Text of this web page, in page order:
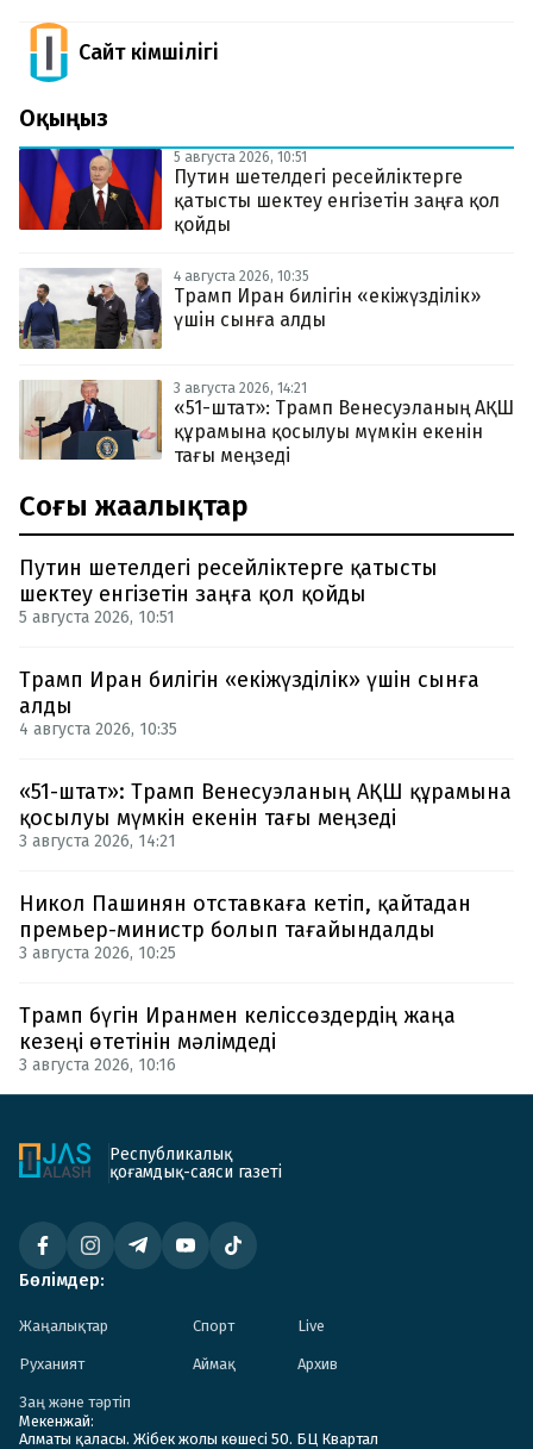
Сайт Әкімшілігі
Оқыңыз
5 августа 2026, 10:51
Путин шетелдегі ресейліктерге
қатысты шектеу енгізетін заңға қол
қойды
4 августа 2026, 10:35
Трамп Иран билігін «екіжүзділік»
үшін сынға алды
3 августа 2026, 14:21
«51-штат»: Трамп Венесуэланың АҚШ
құрамына қосылуы мүмкін екенін
тағы меңзеді
Соңғы жаңалықтар
Путин шетелдегі ресейліктерге қатысты
шектеу енгізетін заңға қол қойды
5 августа 2026, 10:51
Трамп Иран билігін «екіжүзділік» үшін сынға
алды
4 августа 2026, 10:35
«51-штат»: Трамп Венесуэланың АҚШ құрамына
қосылуы мүмкін екенін тағы меңзеді
3 августа 2026, 14:21
Никол Пашинян отставкаға кетіп, қайтадан
премьер-министр болып тағайындалды
3 августа 2026, 10:25
Трамп бүгін Иранмен келіссөздердің жаңа
кезеңі өтетінін мәлімдеді
3 августа 2026, 10:16
Республикалық
қоғамдық-саяси газеті
Бөлімдер:
Жаңалықтар Спорт Live
Руханият Аймақ Архив
Заң және тәртіп
Мекенжай:
Алматы қаласы. Жібек жолы көшесі 50. БЦ Квартал